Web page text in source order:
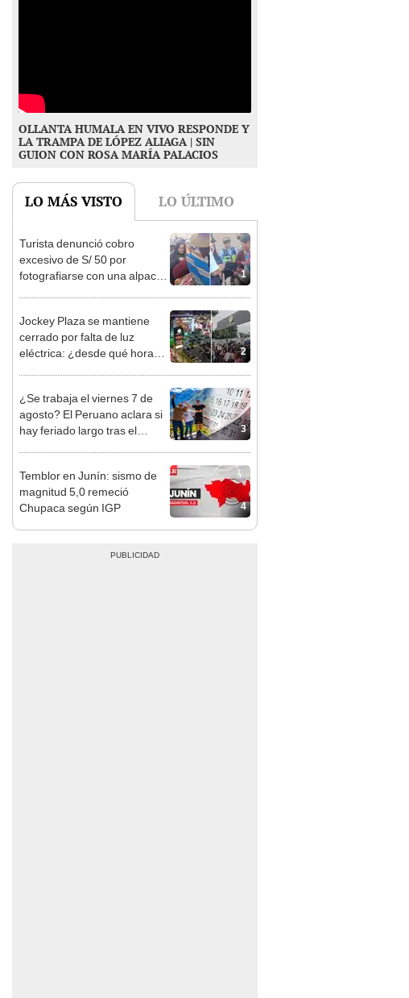
OLLANTA HUMALA EN VIVO RESPONDE Y
LA TRAMPA DE LÓPEZ ALIAGA | SIN
GUION CON ROSA MARÍA PALACIOS
LO MÁS VISTO LO ÚLTIMO
1
Turista denunció cobro
excesivo de S/ 50 por
fotografiarse con una alpaca
2
Jockey Plaza se mantiene
cerrado por falta de luz
eléctrica: ¿desde qué hora
3
¿Se trabaja el viernes 7 de
agosto? El Peruano aclara si
hay feriado largo tras el
4
Temblor en Junín: sismo de
magnitud 5,0 remeció
Chupaca según IGP